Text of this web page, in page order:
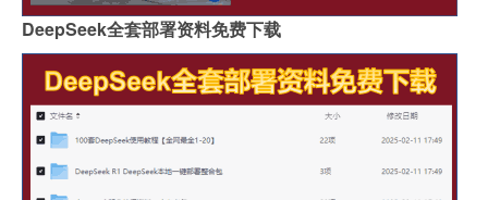
DeepSeek全套部署资料免费下载